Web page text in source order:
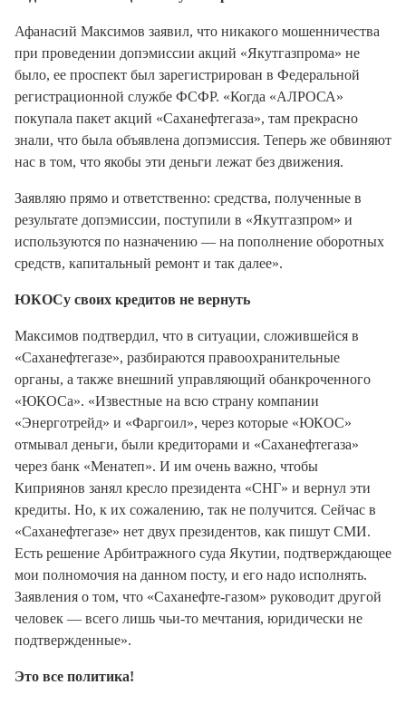
Афанасий Максимов заявил, что никакого мошенничества
при проведении допэмиссии акций «Якутгазпрома» не
было, ее проспект был зарегистрирован в Федеральной
регистрационной службе ФСФР. «Когда «АЛРОСА»
покупала пакет акций «Саханефтегаза», там прекрасно
знали, что была объявлена допэмиссия. Теперь же обвиняют
нас в том, что якобы эти деньги лежат без движения.
Заявляю прямо и ответственно: средства, полученные в
результате допэмиссии, поступили в «Якутгазпром» и
используются по назначению — на пополнение оборотных
средств, капитальный ремонт и так далее».
ЮКОСу своих кредитов не вернуть
Максимов подтвердил, что в ситуации, сложившейся в
«Саханефтегазе», разбираются правоохранительные
органы, а также внешний управляющий обанкроченного
«ЮКОСа». «Известные на всю страну компании
«Энерготрейд» и «Фаргоил», через которые «ЮКОС»
отмывал деньги, были кредиторами и «Саханефтегаза»
через банк «Менатеп». И им очень важно, чтобы
Киприянов занял кресло президента «СНГ» и вернул эти
кредиты. Но, к их сожалению, так не получится. Сейчас в
«Саханефтегазе» нет двух президентов, как пишут СМИ.
Есть решение Арбитражного суда Якутии, подтверждающее
мои полномочия на данном посту, и его надо исполнять.
Заявления о том, что «Саханефте-газом» руководит другой
человек — всего лишь чьи-то мечтания, юридически не
подтвержденные».
Это все политика!